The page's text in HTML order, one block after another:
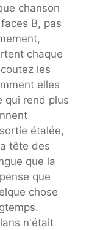
chanson
B, pas
chaque
les
elles
qui rend plus
étalée,
tête des
que la
que
chose
n'était